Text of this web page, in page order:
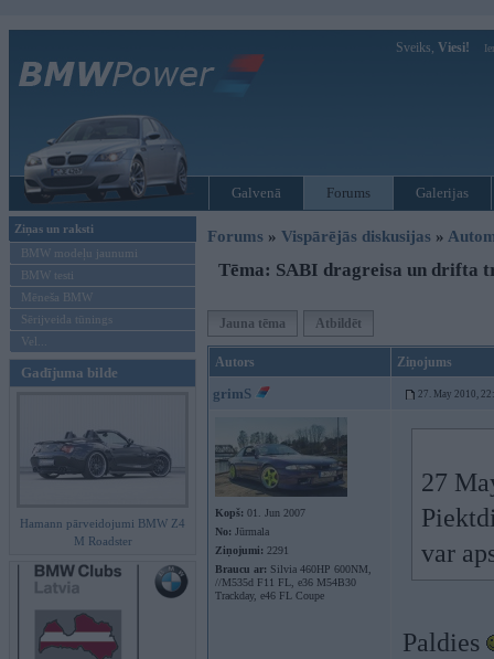
Sveiks, Viesi!
Galvenā Forums Galerijas
Ziņas un raksti
BMW modeļu jaunumi
BMW testi
Mēneša BMW
Sērijveida tūnings
Vel...
Gadījuma bilde
Hamann pārveidojumi BMW Z4
M Roadster
Forums » Vispārējās diskusijas »
Tēma: SABI dragreisa un drifta
Jauna tēma Atbildēt
Autors Ziņojums
grimS 27. May 2010,
Kopš: 01. Jun 2007
No: Jūrmala
Ziņojumi: 2291
Braucu ar: Silvia 460HP 600NM,
//M535d F11 FL, e36 M54B30
Trackday, e46 FL Coupe
27
var
Paldies